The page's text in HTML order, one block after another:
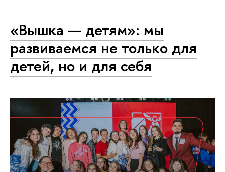
«Вышка — детям»: мы
развиваемся не только для
детей, но и для себя